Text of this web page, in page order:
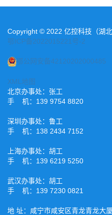
Copyright © 2022 亿控科技（湖
鄂ICP备2022015221号-2
鄂公网安备42120202000485
XML地图
北京办事处：张工
手 机：139 9754 8820
深圳办事处：鲁工
手 机：138 2434 7152
上海办事处：胡工
手 机：139 6219 5250
武汉办事处：胡工
手 机：139 7230 0821
地 址：咸宁市咸安区青龙青龙大